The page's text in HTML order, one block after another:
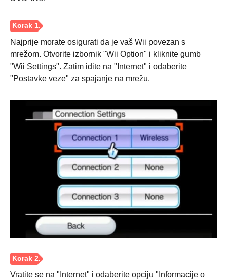
Korak 1.
Najprije morate osigurati da je vaš Wii povezan s
mrežom. Otvorite izbornik "Wii Option" i kliknite gumb
"Wii Settings". Zatim idite na "Internet" i odaberite
"Postavke veze" za spajanje na mrežu.
Vratite se na "Internet" i odaberite opciju "Informacije o